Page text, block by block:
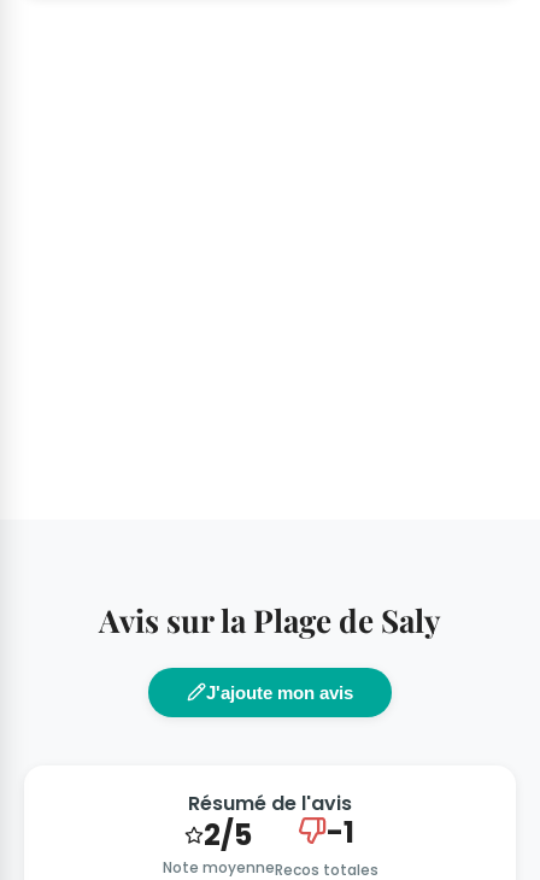
Avis sur la Plage de Saly
J'ajoute mon avis
Résumé de l'avis
2/5
Note moyenne
-1
Recos totales